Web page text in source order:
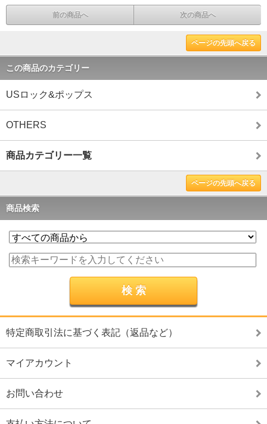
前の商品へ 次の商品へ
ページの先頭へ戻る
この商品のカテゴリー
USロック&ポップス
OTHERS
商品カテゴリー一覧
ページの先頭へ戻る
商品検索
特定商取引法に基づく表記（返品など）
マイアカウント
お問い合わせ